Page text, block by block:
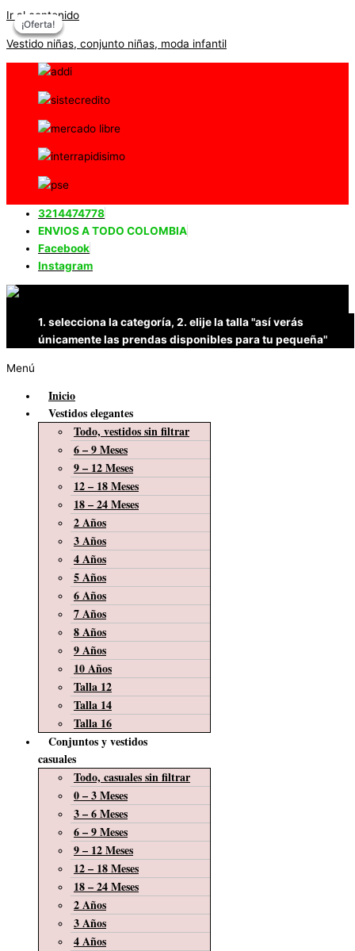
Ir al contenido
Vestido niñas, conjunto niñas, moda infantil
3214474778
ENVIOS A TODO COLOMBIA
Facebook
Instagram
1. selecciona la categoría, 2. elije la talla "así verás
únicamente las prendas disponibles para tu pequeña"
Menú
Inicio
Vestidos elegantes
Todo, vestidos sin filtrar
6 – 9 Meses
9 – 12 Meses
12 – 18 Meses
18 – 24 Meses
2 Años
3 Años
4 Años
5 Años
6 Años
7 Años
8 Años
9 Años
10 Años
Talla 12
Talla 14
Talla 16
Conjuntos y vestidos
casuales
Todo, casuales sin filtrar
0 – 3 Meses
3 – 6 Meses
6 – 9 Meses
9 – 12 Meses
12 – 18 Meses
18 – 24 Meses
2 Años
3 Años
4 Años
¡Oferta!
¡Oferta!
¡Oferta!
¡Oferta!